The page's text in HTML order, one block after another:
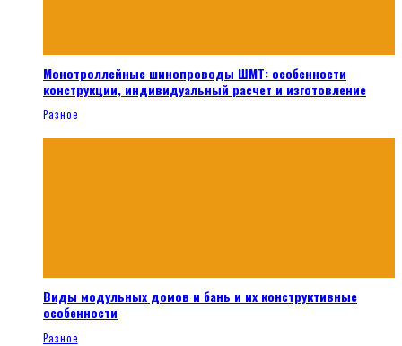
Монотроллейные шинопроводы ШМТ: особенности
конструкции, индивидуальный расчет и изготовление
Разное
Виды модульных домов и бань и их конструктивные
особенности
Разное